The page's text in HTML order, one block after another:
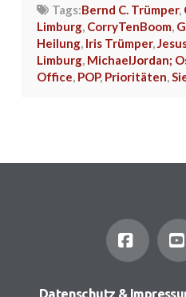
Tags:Bernd C. Trümper,
Limburg, CorryTenBoom
Heilung, Iris Trümper,
Limburg, MichaelJordan;
Office POP, Prioritäten
Datenschutz &